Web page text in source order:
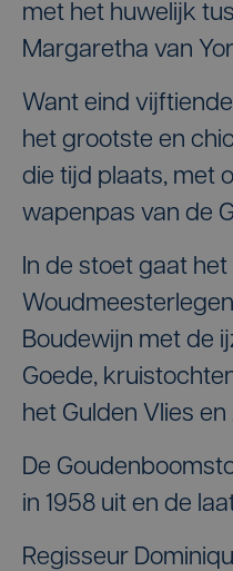
met het huwelijk
Margaretha van
Want eind
het grootste en
die tijd plaats, met
wapenpas van de
In de stoet gaat
Boudewijn met de
Goede,
het Gulden Vlies en
De
in 1958 uit en de
Regisseur